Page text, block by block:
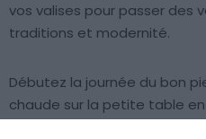
vos valises pour passer des
traditions et modernité.
Débutez la journée du bon
chaude sur la petite table